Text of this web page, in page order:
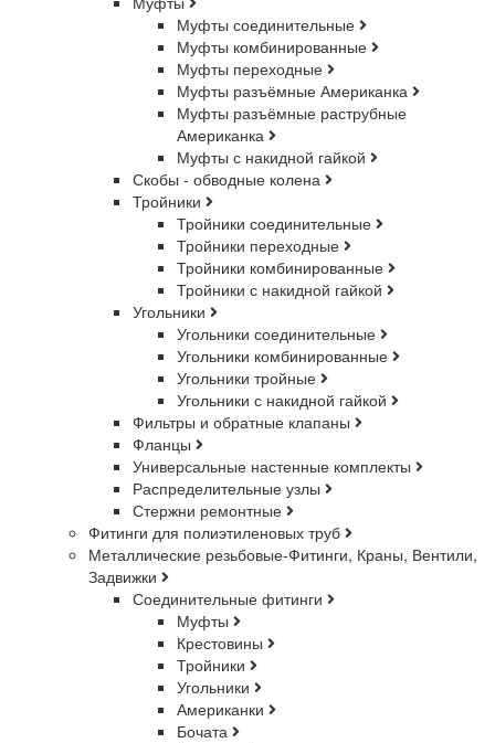
Муфты соединительные
Муфты комбинированные
Муфты переходные
Муфты разъёмные Американка
Муфты разъёмные раструбные
Американка
Муфты с накидной гайкой
Скобы - обводные колена
Тройники
Тройники соединительные
Тройники переходные
Тройники комбинированные
Тройники с накидной гайкой
Угольники
Угольники соединительные
Угольники комбинированные
Угольники тройные
Угольники с накидной гайкой
Фильтры и обратные клапаны
Фланцы
Универсальные настенные комплекты
Распределительные узлы
Стержни ремонтные
Фитинги для полиэтиленовых труб
Металлические резьбовые-Фитинги, Краны, Вентили,
Задвижки
Соединительные фитинги
Муфты
Крестовины
Тройники
Угольники
Американки
Бочата